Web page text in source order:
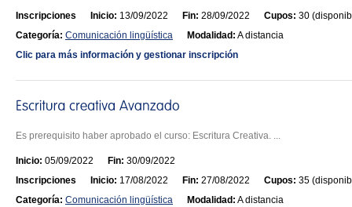
Inscripciones
Inicio: 13/09/2022 Fin: 28/09/2022 Cupos: 30
Categoría: Comunicación lingüística Modalidad: A distancia
Clic para más información y gestionar inscripción
Es prerequisito haber aprobado el curso: Escritura Creativa. ...
Inicio: 05/09/2022 Fin: 30/09/2022
Inscripciones
Inicio: 17/08/2022 Fin: 27/08/2022 Cupos: 35
Categoría: Comunicación lingüística Modalidad: A distancia